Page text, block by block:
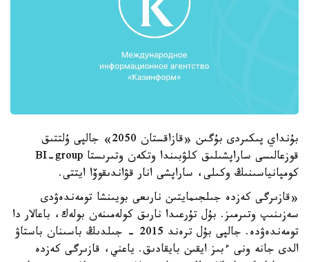
بۇنداي پىكىردى بۇگىن «قازاقستان 2050» جالپى ۇلتتىق
قوزعالىسى ساراپشىلىق كلۋبىندا وتكەن وتىرىستا BI-group
كومپانياسىنىڭ وكىلى، ساراپشى انار قۋاندىقوۆا ايتتى.
«قازىرگى كەزدە جىلجىمايتىن نارىعى بويىنشا تومەندەۋدى
سەزىنىپ وتىرمىز. بۇل تۇرعىدا نارىق كولەمىنەن بولەك، باعالار دا
تومەندەۋدە. جالپى بۇل ترەند 2015 - جىلدىڭ باسىنان باستاۋ
الدى جانە ونى ءبىز ايقىن بايقادىق. ياعني، قازىرگى كەزدە